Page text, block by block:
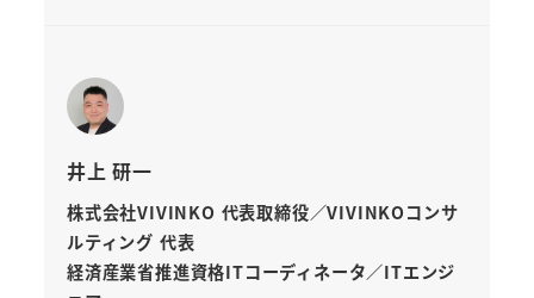
井上 研一
株式会社VIVINKO 代表取締役／VIVINKOコンサ
ルティング 代表
経済産業省推進資格ITコーディネータ／ITエンジ